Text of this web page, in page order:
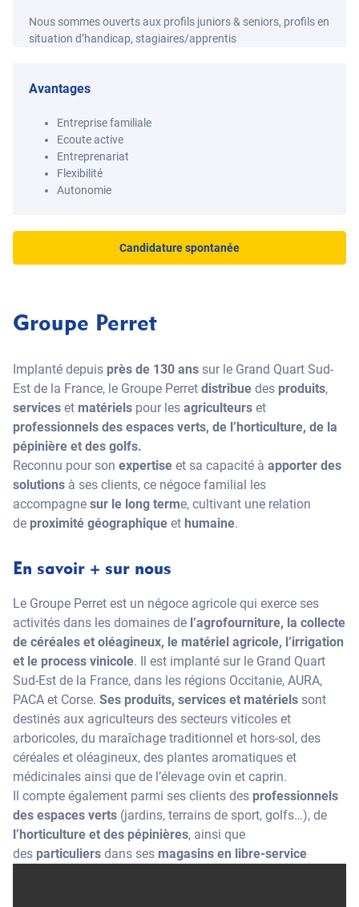
Nous sommes ouverts aux profils juniors & seniors, profils en
situation d’handicap, stagiaires/apprentis
Avantages
Entreprise familiale
Ecoute active
Entreprenariat
Flexibilité
Autonomie
Candidature spontanée
Groupe Perret
Implanté depuis près de 130 ans sur le Grand Quart Sud-
Est de la France, le Groupe Perret distribue des produits,
services et matériels pour les agriculteurs et
professionnels des espaces verts, de l’horticulture, de la
pépinière et des golfs.
Reconnu pour son expertise et sa capacité à apporter des
solutions à ses clients, ce négoce familial les
accompagne sur le long terme, cultivant une relation
de proximité géographique et humaine.
En savoir + sur nous
Le Groupe Perret est un négoce agricole qui exerce ses
activités dans les domaines de l’agrofourniture, la collecte
de céréales et oléagineux, le matériel agricole, l’irrigation
et le process vinicole. Il est implanté sur le Grand Quart
Sud-Est de la France, dans les régions Occitanie, AURA,
PACA et Corse. Ses produits, services et matériels sont
destinés aux agriculteurs des secteurs viticoles et
arboricoles, du maraîchage traditionnel et hors-sol, des
céréales et oléagineux, des plantes aromatiques et
médicinales ainsi que de l’élevage ovin et caprin.
Il compte également parmi ses clients des professionnels
des espaces verts (jardins, terrains de sport, golfs…), de
l’horticulture et des pépinières, ainsi que
des particuliers dans ses magasins en libre-service